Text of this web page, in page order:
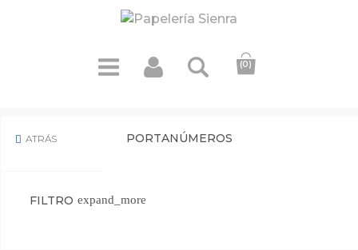
(0)
 ATRÁS PORTANÚMEROS
FILTRO expand_more